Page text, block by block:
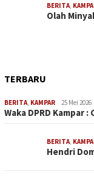
BERITA
Olah
TERBARU
BERITA KAMPAR 25 Mei 2026
Waka DPRD Kampar
BERITA
Hendri